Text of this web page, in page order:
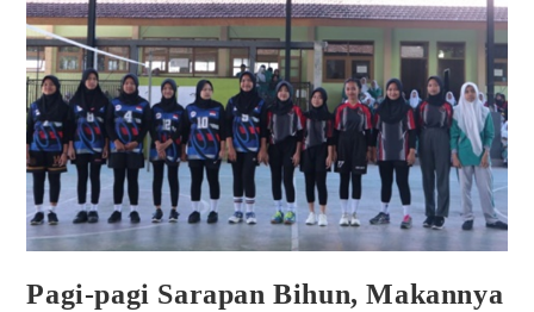
Pagi-pagi Sarapan Bihun, Makannya